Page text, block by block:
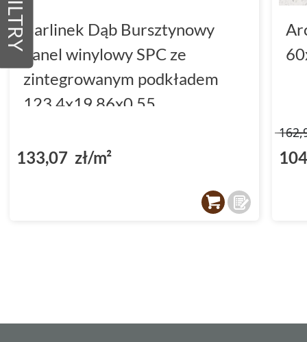
FILTRY Barlinek Dąb Bursztynowy
panel winylowy SPC ze
zintegrowanym podkładem
123.4x19.86x0.55
133,07 zł/m²